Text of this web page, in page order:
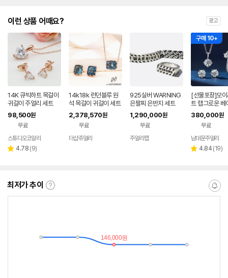
이런 상품 어때요? 광고
14K 큐빅하트 목걸이
귀걸이 주얼리 세트
98,500원
무료
스튜디오코알라
별 4.78 리
(9)
14k18k 런던블루 원
석 목걸이 귀걸이 세트
2,378,570원
무료
더샵쥬얼리
925실버 WARNING
은팔찌 은반지 세트
1,290,000원
무료
주얼리랩
구매 10+
[선물포장]모
트 랩그로운 베
인 목걸이 반지
세트
380,000원
무료
남대문주얼리
별 4.84 리
(19)
최저가 추이
최
란?
알